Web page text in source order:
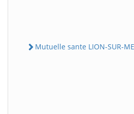
Mutuelle sante LION-SUR-